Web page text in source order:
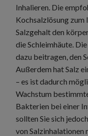
Inhalieren. Die
Kochsalzlösung zum
Salzgehalt den
die Schleimhäute.
dazu beitragen, den
Außerdem hat Salz
– es ist dadurch
Wachstum
Bakterien bei einer
sollten Sie sich
von Salzinhalationen